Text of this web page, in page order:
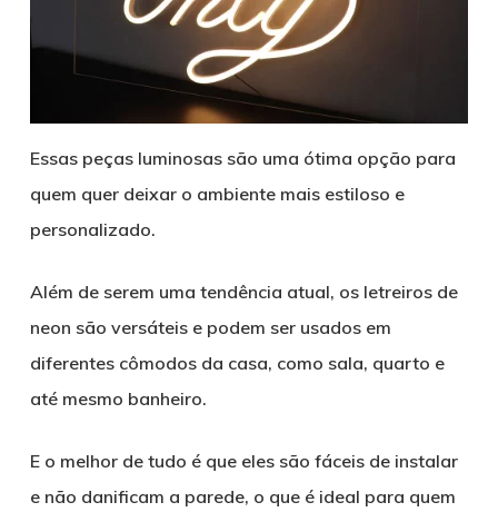
Essas peças luminosas são uma ótima opção para
quem quer deixar o ambiente mais estiloso e
personalizado.
Além de serem uma tendência atual, os letreiros de
neon são versáteis e podem ser usados em
diferentes cômodos da casa, como sala, quarto e
até mesmo banheiro.
E o melhor de tudo é que eles são fáceis de instalar
e não danificam a parede, o que é ideal para quem